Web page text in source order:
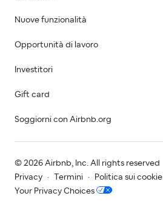
Nuove funzionalità
Opportunità di lavoro
Investitori
Gift card
Soggiorni con Airbnb.org
© 2026 Airbnb, Inc. All rights reserved
Privacy
· Termini · Politica sui cookie
Your Privacy Choices